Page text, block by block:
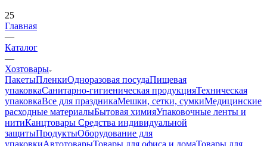
25
Главная
—
Каталог
—
Хозтовары
ПакетыПленкиОдноразовая посудаПищевая
упаковкаСанитарно-гигиеническая продукцияТехническая
упаковкаВсе для праздникаМешки, сетки, сумкиМедицинские
расходные материалыБытовая химияУпаковочные ленты и
нитиКанцтовары Средства индивидуальной
защитыПродуктыОборудование для
упаковкиАвтотоварыТовары для офиса и домаТовары для